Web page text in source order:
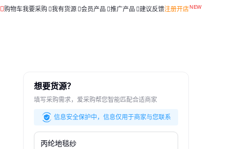
购物车我要采购 我有货源 会员产品 推广产品 建议反馈注册开店
想要货源？
填写采购需求，爱采购帮您智能匹配合适商家
信息安全保护中，信息仅用于商家与您联系